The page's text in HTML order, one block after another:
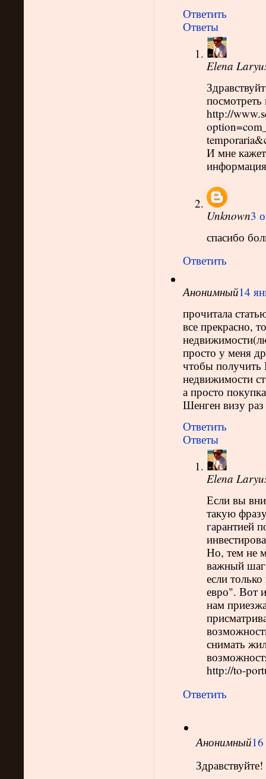
Ответить
Ответы
Elena
посмотреть
http://
И мне
Unknown3
спасибо
Ответить
Анонимный14
прочитала
все прекрасно,
просто у меня
чтобы
недвижимости
а просто
Шенген визу
Ответить
Ответы
Elena
Если вы
такую
гарантией
Но, тем не
важный
если
евро". Вот
нам
снимать
http://to-
Ответить
Анонимный